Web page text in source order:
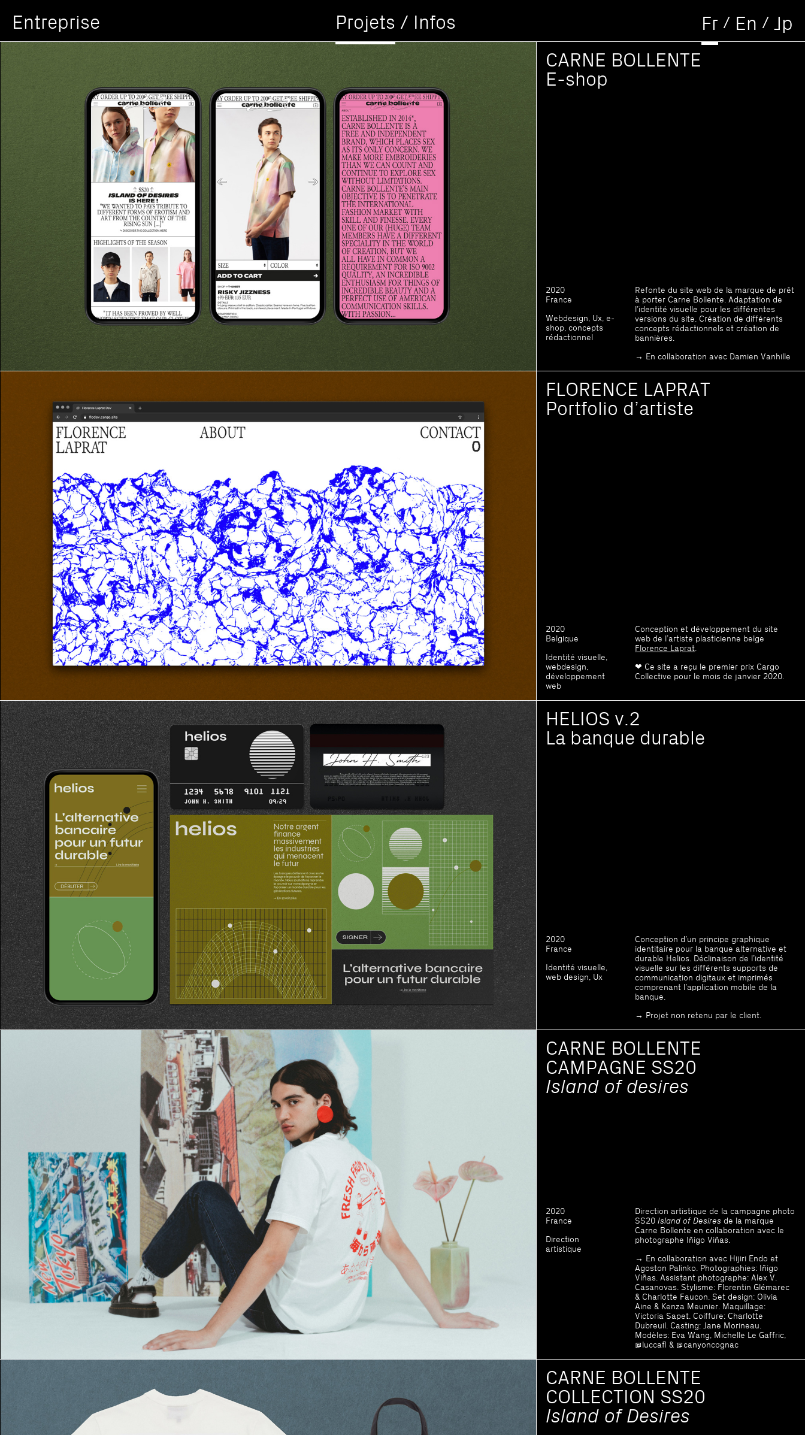
Entreprise Projets / Infos Fr / En / Jp
CARNE BOLLENTE
E-shop
2020
France
Webdesign, Ux, e-
shop, concepts
rédactionnel
Refonte du site web de la marque de prêt
à porter Carne Bollente. Adaptation de
l’identité visuelle pour les différentes
versions du site. Création de différents
concepts rédactionnels et création de
bannières.
→ En collaboration avec Damien Vanhille
FLORENCE LAPRAT
Portfolio d’artiste
2020
Belgique
Identité visuelle,
webdesign,
développement
web
Conception et développement du site
web de l’artiste plasticienne belge
Florence Laprat
❤︎ Ce site a reçu le premier prix Cargo
Collective pour le mois de janvier 2020.
HELIOS v.2
La banque durable
2020
France
Identité visuelle,
web design, Ux
Conception d’un principe graphique
identitaire pour la banque alternative et
durable Helios. Déclinaison de l’identité
visuelle sur les différents supports de
communication digitaux et imprimés
comprenant l’application mobile de la
banque.
→ Projet non retenu par le client.
CARNE BOLLENTE
CAMPAGNE SS20
Island of desires
2020
France
Direction
artistique
Direction artistique de la campagne photo
SS20Island of Desires de la marque
Carne Bollente en collaboration avec le
photographe Iñigo Viñas.
→ En collaboration avec Hijiri Endo et
Agoston Palinko. Photographies: Iñigo
Viñas. Assistant photographe: Alex V.
Casanovas. Stylisme: Florentin Glémarec
& Charlotte Faucon. Set design: Olivia
Aine & Kenza Meunier. Maquillage:
Victoria Sapet. Coiffure: Charlotte
Dubreuil. Casting: Jane Morineau.
Modèles: Eva Wang, Michelle Le Gaffric,
@luccafl & @canyoncognac
CARNE BOLLENTE
COLLECTION SS20
Island of Desires